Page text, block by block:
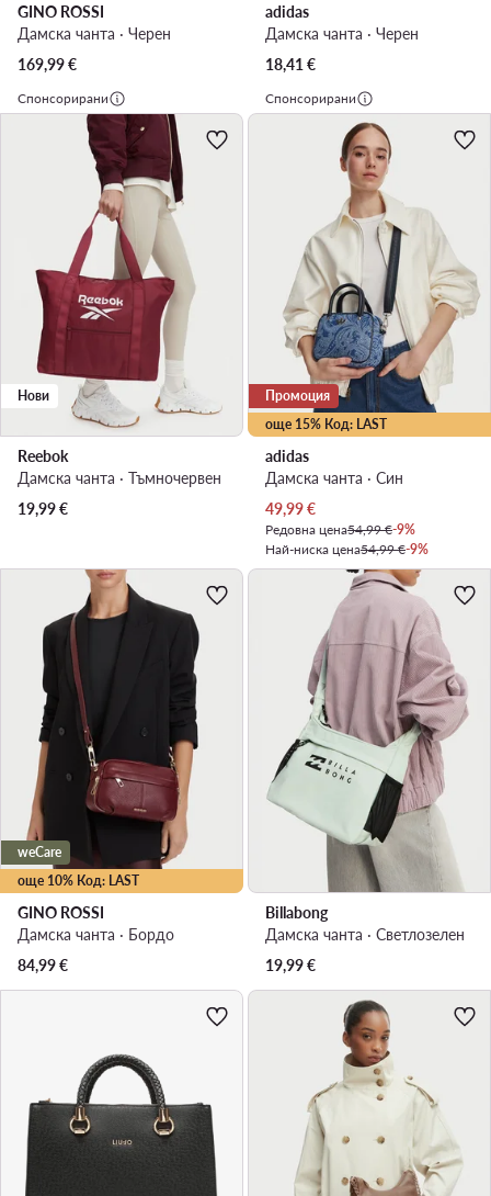
GINO ROSSI
Дамска чанта · Черен
169,99€
adidas
Дамска чанта · Черен
18,41 €
Спонсорирани
Нови
Reebok
Дамска чанта · Тъмночервен
19,99€
Спонсорирани
още 15% Код: LAST
Промоция
adidas
Дамска чанта · Син
Актуална цена
49,99€
Редовна цена54,99 €-9%
Най-ниска цена54,99 €-9%
още 10% Код: LAST
weCare
GINO ROSSI
Дамска чанта · Бордо
84,99€
Billabong
Дамска чанта · Светлозелен
19,99€